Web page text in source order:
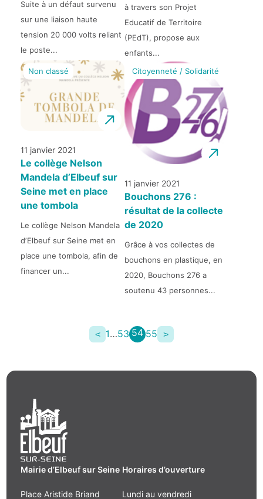
Suite à un défaut survenu
sur une liaison haute
tension 20 000 volts reliant
le poste...
à travers son Projet
Educatif de Territoire
(PEdT), propose aux
enfants...
Non classé
11 janvier 2021
Le collège Nelson
Mandela d’Elbeuf sur
Seine met en place
une tombola
Le collège Nelson Mandela
d’Elbeuf sur Seine met en
place une tombola, afin de
financer un...
Citoyenneté / Solidarité
11 janvier 2021
Bouchons 276 :
résultat de la collecte
de 2020
Grâce à vos collectes de
bouchons en plastique, en
2020, Bouchons 276 a
soutenu 43 personnes...
< 1…53 54 55 >
Mairie d’Elbeuf sur Seine
Place Aristide Briand
Horaires d’ouverture
Lundi au vendredi